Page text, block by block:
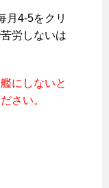
月4-5をクリ
労しないは
にしないと
さい。